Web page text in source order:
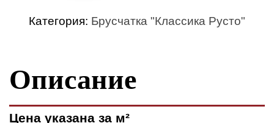
1-
(standard)"
Категория: Брусчатка "Классика Русто"
Описание
Цена указана за м²